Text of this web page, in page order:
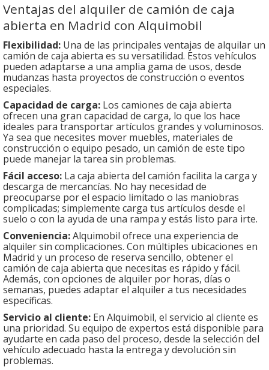
Ventajas del alquiler de camión de caja
abierta en Madrid con Alquimobil
Flexibilidad: Una de las principales ventajas de alquilar un
camión de caja abierta es su versatilidad. Estos vehículos
pueden adaptarse a una amplia gama de usos, desde
mudanzas hasta proyectos de construcción o eventos
especiales.
Capacidad de carga: Los camiones de caja abierta
ofrecen una gran capacidad de carga, lo que los hace
ideales para transportar artículos grandes y voluminosos.
Ya sea que necesites mover muebles, materiales de
construcción o equipo pesado, un camión de este tipo
puede manejar la tarea sin problemas.
Fácil acceso: La caja abierta del camión facilita la carga y
descarga de mercancías. No hay necesidad de
preocuparse por el espacio limitado o las maniobras
complicadas; simplemente carga tus artículos desde el
suelo o con la ayuda de una rampa y estás listo para irte.
Conveniencia:Alquimobil ofrece una experiencia de
alquiler sin complicaciones. Con múltiples ubicaciones en
Madrid y un proceso de reserva sencillo, obtener el
camión de caja abierta que necesitas es rápido y fácil.
Además, con opciones de alquiler por horas, días o
semanas, puedes adaptar el alquiler a tus necesidades
específicas.
Servicio al cliente: En Alquimobil, el servicio al cliente es
una prioridad. Su equipo de expertos está disponible para
ayudarte en cada paso del proceso, desde la selección del
vehículo adecuado hasta la entrega y devolución sin
problemas.